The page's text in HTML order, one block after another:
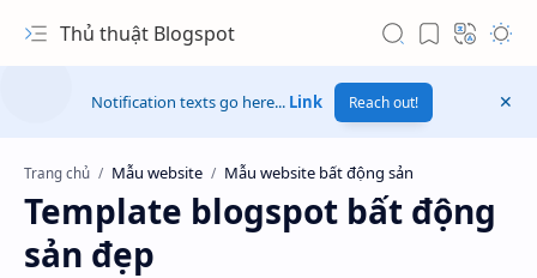
Thủ thuật Blogspot
Notification texts go here... Link Reach out!
Trang chủ Mẫu website Mẫu website bất động sản
Template blogspot bất động
sản đẹp